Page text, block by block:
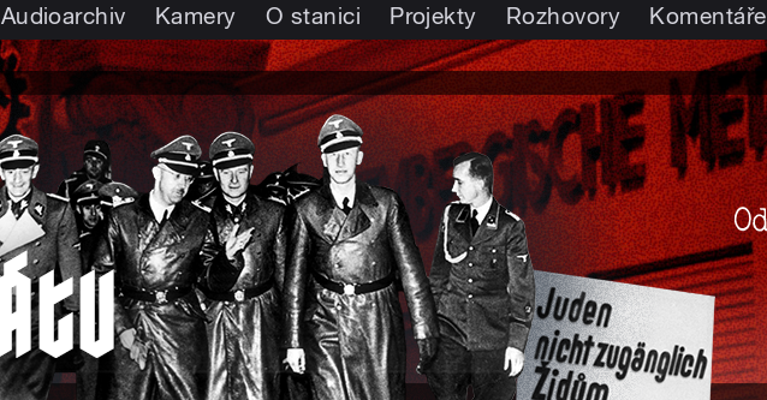
Audioarchiv Kamery O stanici Projekty Rozhovory Komentáře